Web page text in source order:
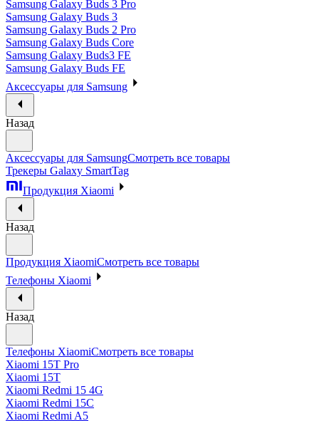
Samsung Galaxy Buds 3 Pro
Samsung Galaxy Buds 3
Samsung Galaxy Buds 2 Pro
Samsung Galaxy Buds Core
Samsung Galaxy Buds3 FE
Samsung Galaxy Buds FE
Аксессуары для Samsung
Назад
Аксессуары для SamsungСмотреть все товары
Трекеры Galaxy SmartTag
Продукция Xiaomi
Назад
Продукция XiaomiСмотреть все товары
Телефоны Xiaomi
Назад
Телефоны XiaomiСмотреть все товары
Xiaomi 15T Pro
Xiaomi 15T
Xiaomi Redmi 15 4G
Xiaomi Redmi 15C
Xiaomi Redmi A5